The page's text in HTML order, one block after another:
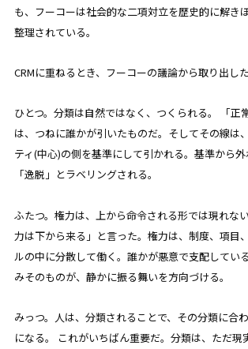
も、フーコーは社会的な二項対立を歴史的に解き
整理されている。
CRMに重ねるとき、フーコーの議論から取り出し
ひとつ。分類は自然ではなく、つくられる。 「正
は、つねに誰かが引いたものだ。そしてその線は
ティ(中心)の側を基準にして引かれる。基準から外
「逸脱」とラベリングされる。
ふたつ。権力は、上から命令される形では現れな
力は下から来る」と言った。権力は、制度、項目
ルの中に分散して働く。誰かが悪意で支配してい
みそのものが、静かに振る舞いを方向づける。
みっつ。人は、分類されることで、その分類に合
になる。 これがいちばん重要だ。分類は、ただ現